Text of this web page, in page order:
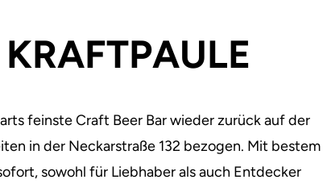
feinste Craft Beer Bar wieder zurück auf der
in der Neckarstraße 132 bezogen. Mit bestem
sowohl für Liebhaber als auch Entdecker